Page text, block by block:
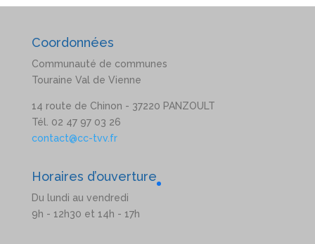
Coordonnées
Communauté de communes
Touraine Val de Vienne
14 route de Chinon - 37220 PANZOULT
Tél. 02 47 97 03 26
contact@cc-tvv.fr
Horaires d’ouverture
Du lundi au vendredi
9h - 12h30 et 14h - 17h